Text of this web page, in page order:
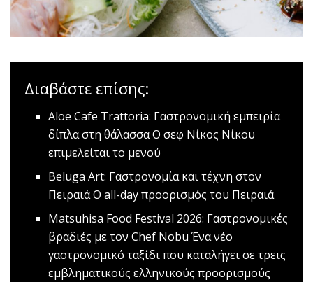
Διαβάστε επίσης:
Aloe Cafe Trattoria: Γαστρονομική εμπειρία
δίπλα στη θάλασσαΟ σεφ Νίκος Νίκου
επιμελείται το μενού
Beluga Art: Γαστρονομία και τέχνη στον
ΠειραιάΟ all-day προορισμός του Πειραιά
Matsuhisa Food Festival 2026: Γαστρονομικές
βραδιές με τον Chef Nobu Ένα νέο
γαστρονομικό ταξίδι που καταλήγει σε τρεις
εμβληματικούς ελληνικούς προορισμούς